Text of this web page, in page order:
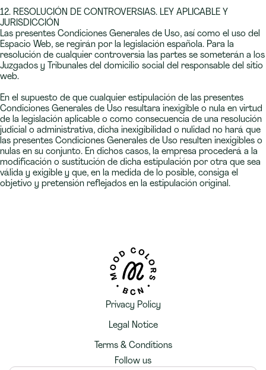
12. RESOLUCIÓN DE CONTROVERSIAS. LEY APLICABLE Y
JURISDICCIÓN
Las presentes Condiciones Generales de Uso, así como el uso del
Espacio Web, se regirán por la legislación española. Para la
resolución de cualquier controversia las partes se someterán a los
Juzgados y Tribunales del domicilio social del responsable del sitio
web.
En el supuesto de que cualquier estipulación de las presentes
Condiciones Generales de Uso resultara inexigible o nula en virtud
de la legislación aplicable o como consecuencia de una resolución
judicial o administrativa, dicha inexigibilidad o nulidad no hará que
las presentes Condiciones Generales de Uso resulten inexigibles o
nulas en su conjunto. En dichos casos, la empresa procederá a la
modificación o sustitución de dicha estipulación por otra que sea
válida y exigible y que, en la medida de lo posible, consiga el
objetivo y pretensión reflejados en la estipulación original.
Privacy Policy
Legal Notice
Terms & Conditions
Follow us